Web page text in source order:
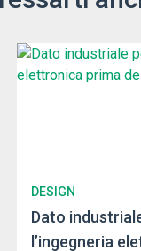
DESIGN
Dato
l’ingegneria